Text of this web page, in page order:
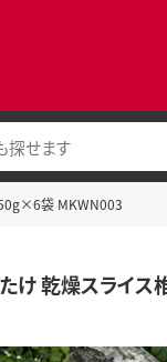
袋 MKWN003
け 乾燥スライ